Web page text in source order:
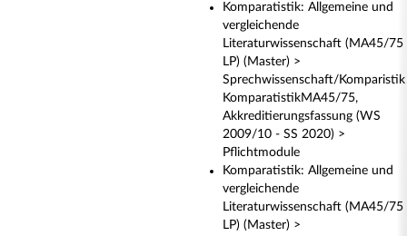
Komparatistik: Allgemeine und
vergleichende
Literaturwissenschaft (MA45/75
LP) (Master) >
Sprechwissenschaft/Komparistik
KomparatistikMA45/75,
Akkreditierungsfassung (WS
2009/10 - SS 2020) >
Pflichtmodule
Komparatistik: Allgemeine und
vergleichende
Literaturwissenschaft (MA45/75
LP) (Master) >